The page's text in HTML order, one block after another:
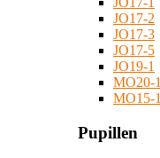
JO17-2
JO17-3
JO17-5
JO19-1
MO20-1
MO15-1
Pupillen